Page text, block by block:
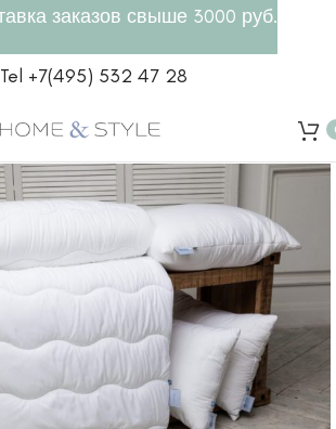
Tel +7(495) 532 47 28
заказов свыше 3000 руб.